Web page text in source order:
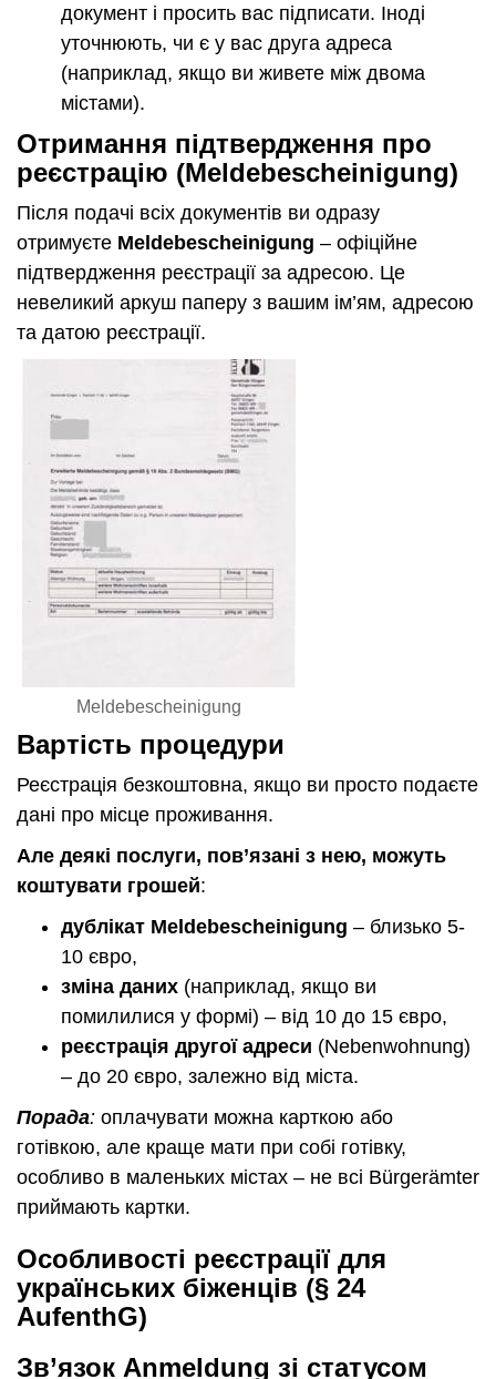
документ і просить вас підписати. Іноді
уточнюють, чи є у вас друга адреса
(наприклад, якщо ви живете між двома
містами).
Отримання підтвердження про
реєстрацію (Meldebescheinigung)
Після подачі всіх документів ви одразу
отримуєте Meldebescheinigung – офіційне
підтвердження реєстрації за адресою. Це
невеликий аркуш паперу з вашим ім’ям, адресою
та датою реєстрації.
Meldebescheinigung
Вартість процедури
Реєстрація безкоштовна, якщо ви просто подаєте
дані про місце проживання.
Але деякі послуги, пов’язані з нею, можуть
коштувати грошей:
дублікат Meldebescheinigung – близько 5-
10 євро,
зміна даних (наприклад, якщо ви
помилилися у формі) – від 10 до 15 євро,
реєстрація другої адреси (Nebenwohnung)
– до 20 євро, залежно від міста.
Порада: оплачувати можна карткою або
готівкою, але краще мати при собі готівку,
особливо в маленьких містах – не всі Bürgerämter
приймають картки.
Особливості реєстрації для
українських біженців (§ 24
AufenthG)
Зв’язок Anmeldung зі статусом